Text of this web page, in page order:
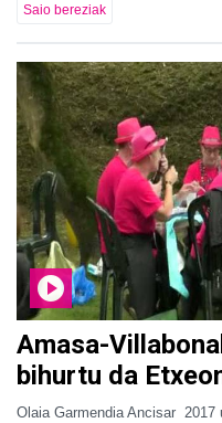
Saio bereziak
Amasa-
bihurtu da
Olaia Garmendia Ancisar 2017